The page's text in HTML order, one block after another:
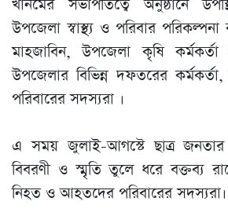
খানমের সভাপতিত্বে অনুষ্ঠানে
উপজেলা স্বাস্থ্য ও পরিবার পরিকল্পনা
মাহজাবিন, উপজেলা কৃষি
উপজেলার বিভিন্ন দফতরের
পরিবারের সদস্যরা ।
এ সময় জুলাই-আগস্টে ছাত্র জনতার
বিবরণী ও স্মৃতি তুলে ধরে বক্তব্য
নিহত ও আহতদের পরিবারের সদস্যরা।